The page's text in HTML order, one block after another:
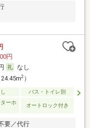
円
なし
2）
バス・トイレ別
ーホ
オートロック付き
要／代行